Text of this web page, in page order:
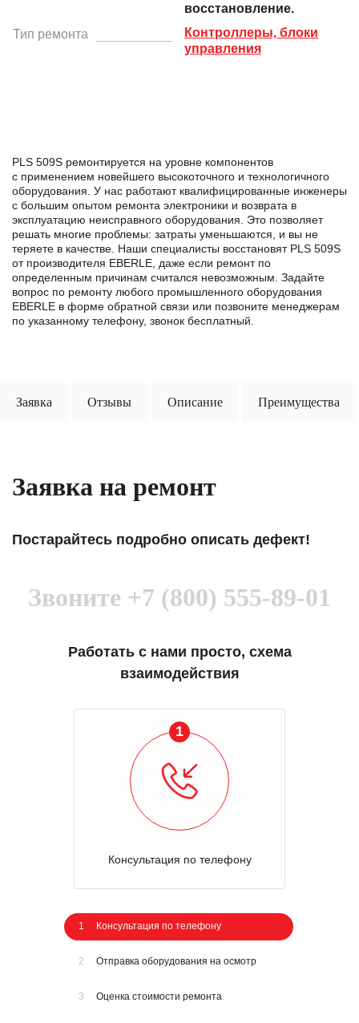
восстановление.
Тип ремонта
Контроллеры, блоки
управления
PLS 509S ремонтируется на уровне компонентов
с применением новейшего высокоточного и технологичного
оборудования. У нас работают квалифицированные инженеры
с большим опытом ремонта электроники и возврата в
эксплуатацию неисправного оборудования. Это позволяет
решать многие проблемы: затраты уменьшаются, и вы не
теряете в качестве. Наши специалисты восстановят PLS 509S
от производителя EBERLE, даже если ремонт по
определенным причинам считался невозможным. Задайте
вопрос по ремонту любого промышленного оборудования
EBERLE в формe обратной связи или позвоните менеджерам
по указанному телефону, звонок бесплатный.
Заявка Отзывы Описание Преимущества
Заявка на ремонт
Постарайтесь подробно описать дефект!
Звоните +7 (800) 555-89-01
Работать с нами просто, схема
взаимодействия
1
Консультация по телефону
1 Консультация по телефону
2 Отправка оборудования на осмотр
3 Оценка стоимости ремонта